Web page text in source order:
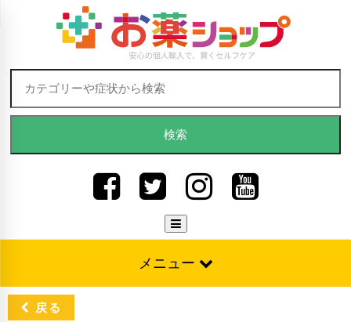
Skip to content
検索:
メニュー
戻る